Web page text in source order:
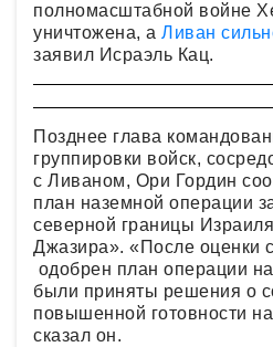
полномасштабной войне
уничтожена, а Ливан
заявил Исраэль Кац.
Позднее глава
группировки войск,
с Ливаном, Ори Гордин
план наземной операции
северной границы
Джазира». «После оценки
одобрен план операции
были приняты решения о
повышенной готовности
сказал он.